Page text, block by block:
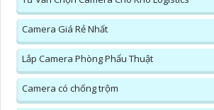
Camera Giá Rẻ Nhất
Lắp Camera Phòng Phẩu Thuật
Camera có chống trộm